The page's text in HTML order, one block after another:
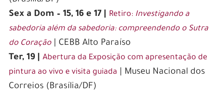
through the world of online gambling in South
Africa.
The Growth of Online Betting in
South Africa: A Gateway to
International Markets
Sex a Dom – 15, 16 e 17 |
Retiro: Investigando a
sabedoria além da sabedoria: compreendendo o Sutra
do Coração| CEBB Alto Paraíso
Ter, 19 |
Abertura da Exposição com apresentação de
pintura ao vivo e visita guiada
| Museu Nacional dos
Correios (Brasília/DF)